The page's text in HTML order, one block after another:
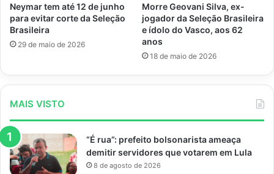
Neymar tem até 12 de junho
para evitar corte da Seleção
Brasileira
29 de maio de 2026
Morre Geovani Silva, ex-
jogador da Seleção Brasileira
e ídolo do Vasco, aos 62
anos
18 de maio de 2026
MAIS VISTO
“É rua”: prefeito bolsonarista ameaça
demitir servidores que votarem em Lula
8 de agosto de 2026